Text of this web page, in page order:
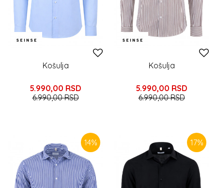
Košulja
5.990,00 RSD
6.990,00RSD
Košulja
5.990,00 RSD
6.990,00RSD
14% 17%